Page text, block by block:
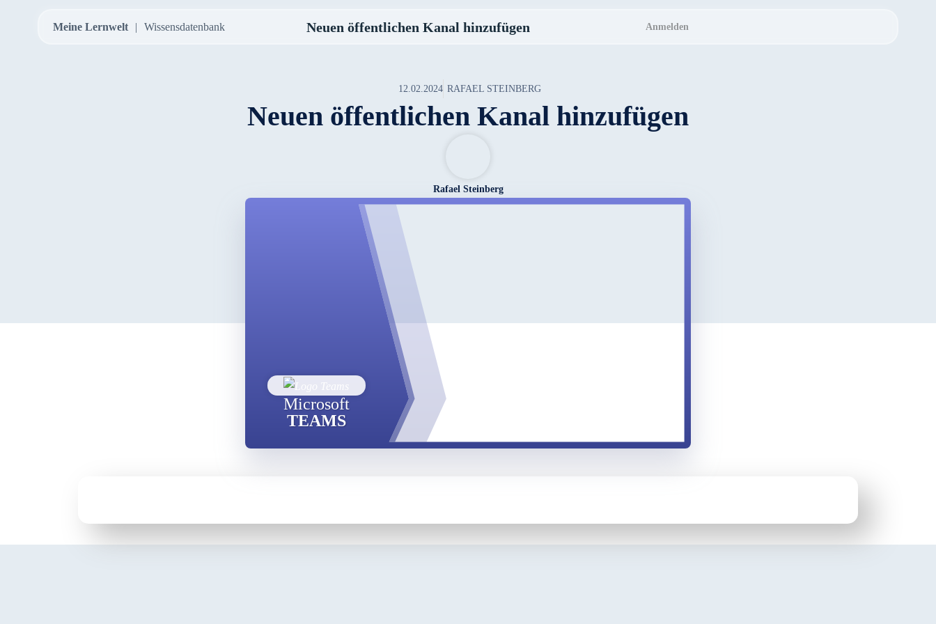
Meine Lernwelt Wissensdatenbank Neuen öffentlichen Kanal hinzufügen Anmelden
12.02.2024 RAFAEL STEINBERG
Neuen öffentlichen Kanal hinzufügen
Rafael Steinberg
Microsoft
TEAMS